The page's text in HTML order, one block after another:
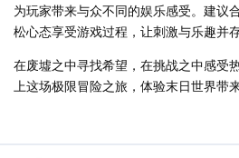
为玩家带来与众不同的娱乐感受。建议
松心态享受游戏过程，让刺激与乐趣并存
在废墟之中寻找希望，在挑战之中感受
上这场极限冒险之旅，体验末日世界带